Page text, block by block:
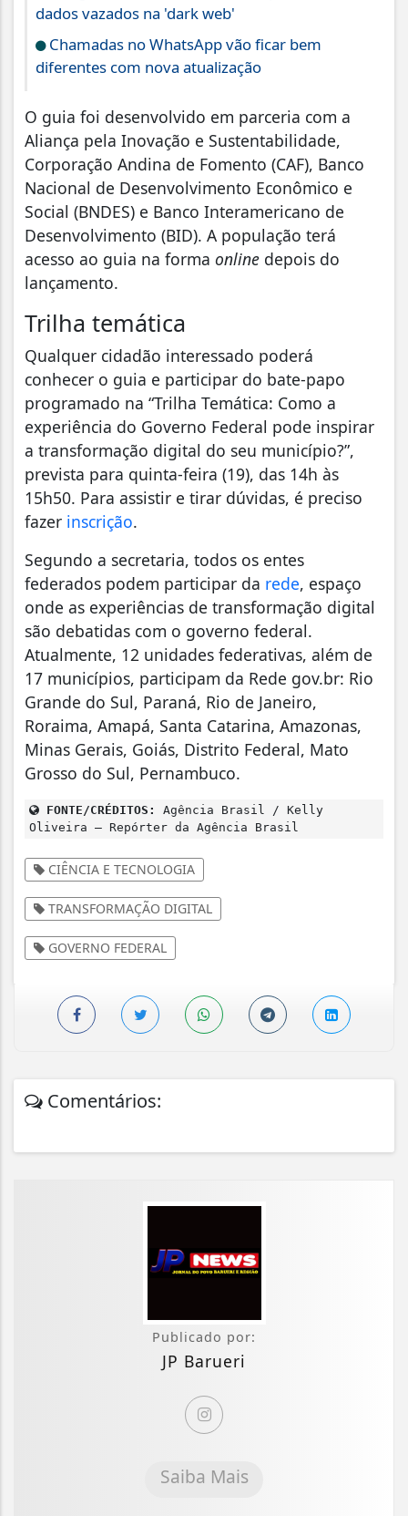
dados vazados na 'dark web'
Chamadas no WhatsApp vão ficar bem
diferentes com nova atualização
O guia foi desenvolvido em parceria com a
Aliança pela Inovação e Sustentabilidade,
Corporação Andina de Fomento (CAF), Banco
Nacional de Desenvolvimento Econômico e
Social (BNDES) e Banco Interamericano de
Desenvolvimento (BID). A população terá
acesso ao guia na forma online depois do
lançamento.
Trilha temática
Qualquer cidadão interessado poderá
conhecer o guia e participar do bate-papo
programado na “Trilha Temática: Como a
experiência do Governo Federal pode inspirar
a transformação digital do seu município?”,
prevista para quinta-feira (19), das 14h às
15h50. Para assistir e tirar dúvidas, é preciso
fazer inscrição.
Segundo a secretaria, todos os entes
federados podem participar da rede, espaço
onde as experiências de transformação digital
são debatidas com o governo federal.
Atualmente, 12 unidades federativas, além de
17 municípios, participam da Rede gov.br: Rio
Grande do Sul, Paraná, Rio de Janeiro,
Roraima, Amapá, Santa Catarina, Amazonas,
Minas Gerais, Goiás, Distrito Federal, Mato
Grosso do Sul, Pernambuco.
FONTE/CRÉDITOS:
Agência Brasil / Kelly
Oliveira – Repórter da Agência Brasil
CIÊNCIA E TECNOLOGIA
TRANSFORMAÇÃO DIGITAL
GOVERNO FEDERAL
Comentários:
Publicado por:
JP Barueri
Saiba Mais